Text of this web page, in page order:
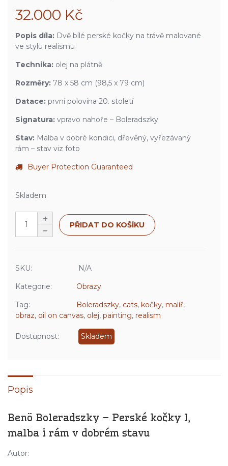
32.000 Kč
Popis díla: Dvě bílé perské kočky na trávě malované
ve stylu realismu
Technika: olej na plátně
Rozměry: 78 x 58 cm (98,5 x 79 cm)
Datace: první polovina 20. století
Signatura: vpravo nahoře – Boleradszky
Stav: Malba v dobré kondici, dřevěný, vyřezávaný
rám – stav viz foto
Buyer Protection Guaranteed
Skladem
PŘIDAT DO KOŠÍKU
SKU:
N/A
Kategorie:
Obrazy
Tag:
Boleradszky, cats, kočky, malíř,
obraz, oil on canvas, olej, painting, realism
Dostupnost: Skladem
Popis
Benö Boleradszky – Perské kočky I,
malba i rám v dobrém stavu
Autor: